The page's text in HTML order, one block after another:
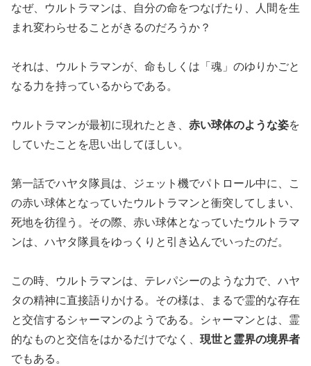
なぜ、ウルトラマンは、自分の命をつなげたり、人間を生
まれ変わらせることがきるのだろうか？
それは、ウルトラマンが、命もしくは「魂」のゆりかごと
なる力を持っているからである。
ウルトラマンが最初に現れたとき、 赤い球体のような姿を
していたことを思い出してほしい。
第一話でハヤタ隊員は、ジェット機でパトロール中に、こ
の赤い球体となっていたウルトラマンと衝突してしまい、
死地を彷徨う。その際、赤い球体となっていたウルトラマ
ンは、ハヤタ隊員をゆっくりと引き込んでいったのだ。
この時、ウルトラマンは、テレパシーのような力で、ハヤ
タの精神に直接語りかける。その様は、まるで霊的な存在
と交信するシャーマンのようである。シャーマンとは、霊
的なものと交信をはかるだけでなく、 現世と霊界の境界者
でもある。